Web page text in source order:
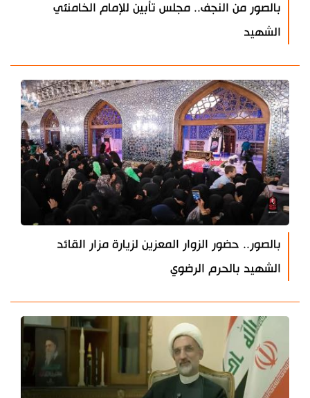
بالصور من النجف.. مجلس تأبين للإمام الخامنئي
الشهيد
بالصور.. حضور الزوار المعزين لزيارة مزار القائد
الشهيد بالحرم الرضوي